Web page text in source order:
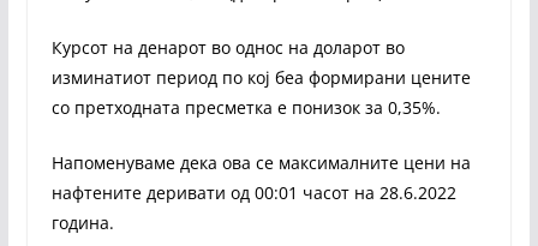
Курсот на денарот во однос на доларот во
изминатиот период по кој беа формирани цените
со претходната пресметка е понизок за 0,35%.
Напоменуваме дека ова се максималните цени на
нафтените деривати од 00:01 часот на 28.6.2022
година.